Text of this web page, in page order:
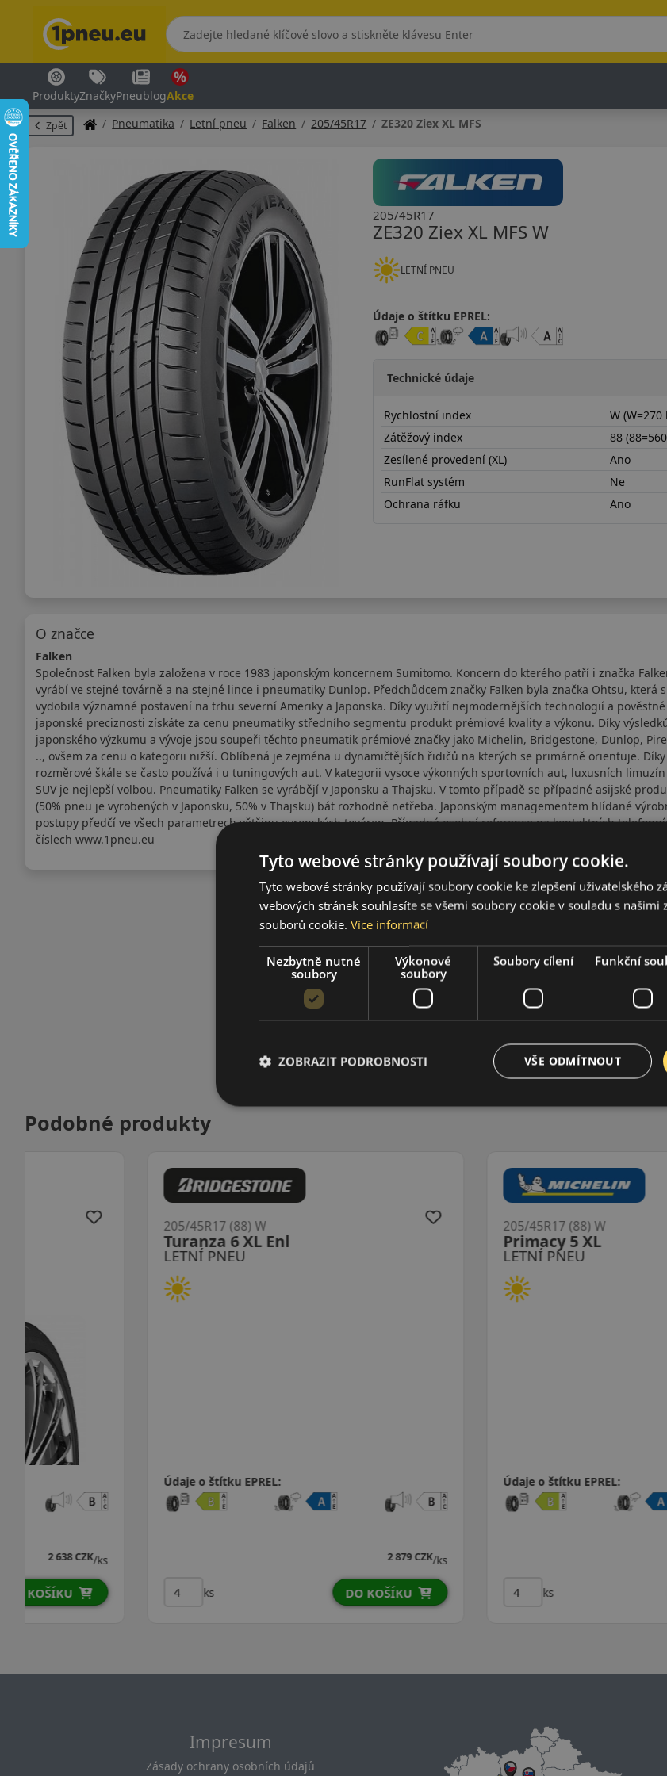
ProduktyZnačkyPneublogAkce
Zpět Pneumatika Letní pneu Falken 205/45R17 ZE320 Ziex XL MFS
ZE320 Ziex XL MFS W
205/45R17
LETNÍ PNEU
Údaje o štítku EPREL:
Technické údaje
Rychlostní index
W
Zátěžový index
88
Zesílené provedení (XL)
Ano
RunFlat systém
Ne
Ochrana ráfku
Ano
O značce
Falken
Společnost Falken byla založena v roce 1983 japonským koncernem Sumitomo. Koncern do kterého patří i značka
vyrábí ve stejné továrně a na stejné lince i pneumatiky Dunlop. Předchůdcem značky Falken byla značka Ohtsu, která
vydobila významné postavení na trhu severní Ameriky a Japonska. Díky využití nejmodernějších technologií a pověstné
japonské preciznosti získáte za cenu pneumatiky středního segmentu produkt prémiové kvality a výkonu. Díky
japonského výzkumu a vývoje jsou soupeři těchto pneumatik prémiové značky jako Michelin, Bridgestone, Dunlop,
.., ovšem za cenu o kategorii nižší. Oblíbená je zejména u dynamičtějších řidičů na kterých se primárně orientuje. Díky
rozměrové škále se často používá i u tuningových aut. V kategorii vysoce výkonných sportovních aut, luxusních limuzín
SUV je nejlepší volbou. Pneumatiky Falken se vyrábějí v Japonsku a Thajsku. V tomto případě se případné asijské
(50% pneu je vyrobených v Japonsku, 50% v Thajsku) bát rozhodně netřeba. Japonským managementem hlídané
postupy předčí ve všech parametrech většinu evropských továren. Případná osobní reference na kontaktních
číslech www.1pneu.eu
Podobné produkty
Turanza 6 XL Enl
205/45R17 (88) W
ks
205/45R17 (88) W
ks
Impresum
Zásady ochrany osobních údajů
Tyto webové stránky používají soubory cookie.
Tyto webové stránky používají soubory cookie ke zlepšení uživatelského
webových stránek souhlasíte se všemi soubory cookie v souladu s našimi
souborů cookie. Více informací
Nezbytně nutné
soubory
Výkonové
soubory
Soubory cílení Funkční
VŠE ODMÍTNOUT
ZOBRAZIT PODROBNOSTI